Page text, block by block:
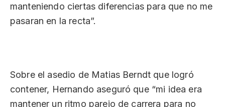
manteniendo ciertas diferencias para que no me
pasaran en la recta”.
Sobre el asedio de Matias Berndt que logró
contener, Hernando aseguró que “mi idea era
mantener un ritmo parejo de carrera para no